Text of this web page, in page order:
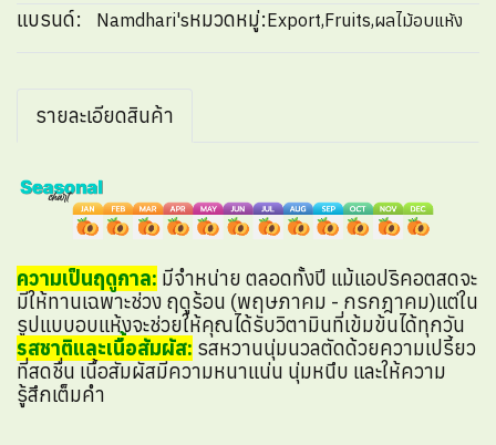
แบรนด์: Namdhari'sหมวดหมู่:Export,Fruits,ผลไม้อบแห้ง
รายละเอียดสินค้า
ความเป็นฤดูกาล: มีจำหน่าย ตลอดทั้งปี แม้แอปริคอตสดจะ
มีให้ทานเฉพาะช่วง ฤดูร้อน (พฤษภาคม - กรกฎาคม)แต่ใน
รูปแบบอบแห้งจะช่วยให้คุณได้รับวิตามินที่เข้มข้นได้ทุกวัน
รสชาติและเนื้อสัมผัส: รสหวานนุ่มนวลตัดด้วยความเปรี้ยว
ที่สดชื่น เนื้อสัมผัสมีความหนาแน่น นุ่มหนึบ และให้ความ
รู้สึกเต็มคำ